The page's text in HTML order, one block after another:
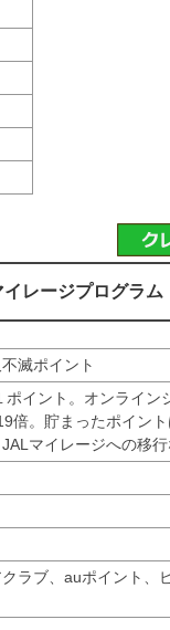
レージプログラム
滅ポイント
ポイント。オンライ
倍。貯まったポイン
マイレージへの移
クラブ、auポイント、